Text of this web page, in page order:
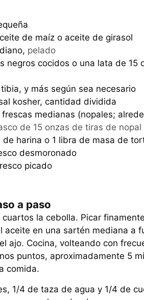
de maíz o aceite de girasol
pelado
negros cocidos o una lata de 15
y más según sea necesario
kosher, cantidad dividida
medianas (nopales;
de 15 onzas de tiras de
harina o 1 libra de masa de
desmoronado
picado
a paso
cuartos la cebolla. Picar
aceite en una sartén mediana a
ajo. Cocina, volteando con
puntos, aproximadamente 5
comida.
1/4 de taza de agua y 1/4 de